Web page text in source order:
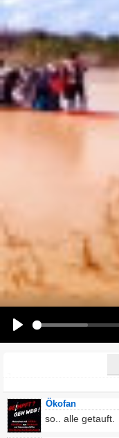
Alle HTML-Tags außer <br>,
URLs werden automatisch
Ich möchte eine E-
Ökofan
so.. alle getauft.